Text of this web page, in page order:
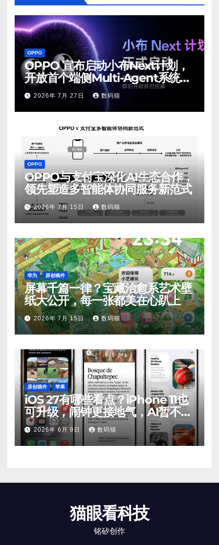
OPPO
OPPO 宣布启动小布Next计划，
开放首个端侧Multi-Agent系统内
测2026年 7月 27日 数码猫
OPPO
OPPO与支付宝深化AI生态合作，
领先塑造多智能体协同服务新范式
2026年 7月 15日 数码猫
华为 原创稿件
屏幕千篇一律？宝藏治愈系艺术壁
纸大公开，每一张都美在心趴上
2026年 7月 15日 数码猫
原创稿件 苹果
iOS 27有哪些看点？iPhone 11也
可升级，闹钟更接地气，AI暂不支
持2026年 6月 9日 数码猫
猫眼看科技
铭矽创作